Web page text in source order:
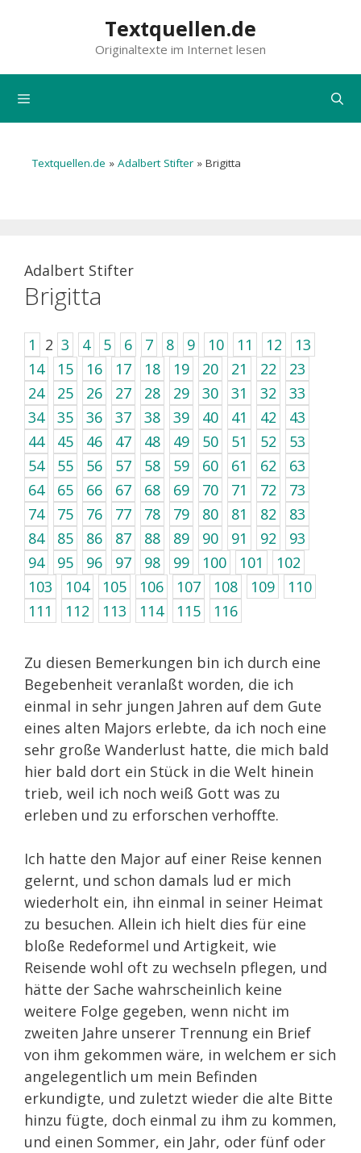
Textquellen.de
Originaltexte im Internet lesen
Textquellen.de » Adalbert Stifter » Brigitta
Adalbert Stifter
Brigitta
1 2 3 4 5 6 7 8 9 10 11 12
13
14
15 16 17 18 19 20 21 22
23
24
25 26 27 28 29 30 31 32
33
34
35 36 37 38 39 40 41 42
43
44
45 46 47 48 49 50 51 52
53
54
55 56 57 58 59 60 61 62
63
64
65 66 67 68 69 70 71 72
73
74
75 76 77 78 79 80 81 82
83
84
85 86 87 88 89 90 91 92
93
94
95 96 97 98 99 100 101
102
103
104 105 106 107 108 109
110
111
112 113 114 115 116
Zu diesen Bemerkungen bin ich durch eine
Begebenheit veranlaßt worden, die ich
einmal in sehr jungen Jahren auf dem Gute
eines alten Majors erlebte, da ich noch eine
sehr große Wanderlust hatte, die mich bald
hier bald dort ein Stück in die Welt hinein
trieb, weil ich noch weiß Gott was zu
erleben und zu erforschen verhoffte.
Ich hatte den Major auf einer Reise kennen
gelernt, und schon damals lud er mich
wiederholt ein, ihn einmal in seiner Heimat
zu besuchen. Allein ich hielt dies für eine
bloße Redeformel und Artigkeit, wie
Reisende wohl oft zu wechseln pflegen, und
hätte der Sache wahrscheinlich keine
weitere Folge gegeben, wenn nicht im
zweiten Jahre unserer Trennung ein Brief
von ihm gekommen wäre, in welchem er sich
angelegentlich um mein Befinden
erkundigte, und zuletzt wieder die alte Bitte
hinzu fügte, doch einmal zu ihm zu kommen,
und einen Sommer, ein Jahr, oder fünf oder